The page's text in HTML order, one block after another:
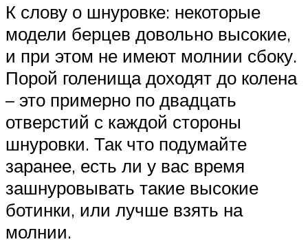
К слову о шнуровке: некоторые
модели берцев довольно высокие,
и при этом не имеют молнии сбоку.
Порой голенища доходят до колена
– это примерно по двадцать
отверстий с каждой стороны
шнуровки. Так что подумайте
заранее, есть ли у вас время
зашнуровывать такие высокие
ботинки, или лучше взять на
молнии.